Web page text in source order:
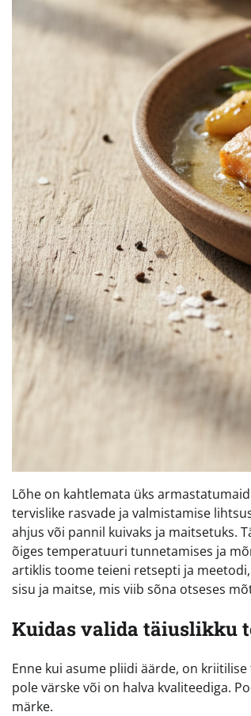
Lõhe on kahtlemata üks
tervislike rasvade ja valmistamise
ahjus või pannil kuivaks ja maitsetuks.
õiges temperatuuri tunnetamises ja
artiklis toome teieni retsepti ja
sisu ja maitse, mis viib sõna otseses
Kuidas valida täiuslikku
Enne kui asume pliidi äärde, on
pole värske või on halva kvaliteediga.
märke.